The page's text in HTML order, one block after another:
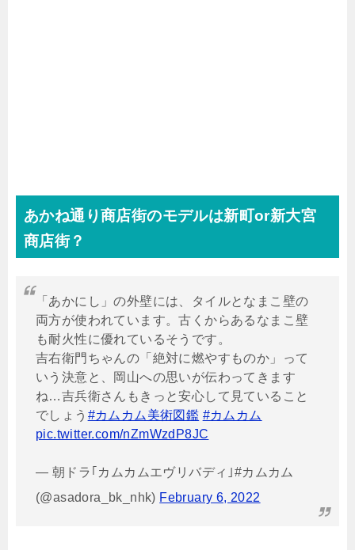
あかね通り商店街のモデルは新町or新大宮
商店街？
「あかにし」の外壁には、タイルとなまこ壁の
両方が使われています。古くからあるなまこ壁
も耐火性に優れているそうです。
吉右衛門ちゃんの「絶対に燃やすものか」って
いう決意と、岡山への思いが伝わってきます
ね…吉兵衛さんもきっと安心して見ていること
でしょう #カムカム美術図鑑 #カムカム
pic.twitter.com/nZmWzdP8JC
— 朝ドラ｢カムカムエヴリバディ｣#カムカム
(@asadora_bk_nhk) February 6, 2022